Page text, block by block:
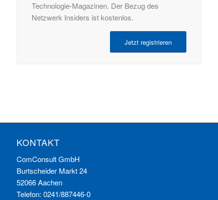
Technologie-Magazinen. Der Bezug des
Netzwerk Insiders ist kostenlos.
Jetzt registrieren
KONTAKT
ComConsult GmbH
Burtscheider Markt 24
52066 Aachen
Telefon: 0241/887446-0